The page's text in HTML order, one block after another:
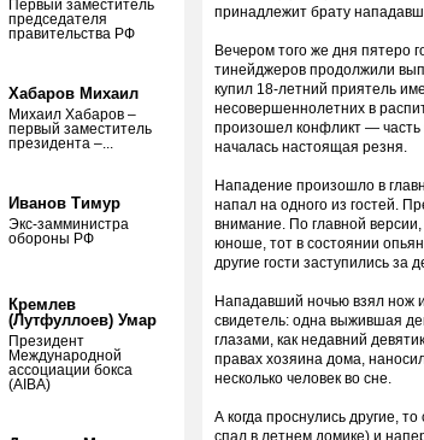
Первый заместитель
председателя
правительства РФ
Хабаров Михаил
Михаил Хабаров –
первый заместитель
президента –...
Иванов Тимур
Экс-замминистра
обороны РФ
Кремлев
(Лутфуллоев) Умар
Президент
Международной
ассоциации бокса
(AIBA)
принадлежит брату
Вечером того же дня пятеро
тинейджеров продолжили
купил 18-летний приятель
несовершеннолетних в
произошел конфликт — часть
началась настоящая резня.
Нападение произошло в
напал на одного из гостей.
внимание. По главной
юноше, тот в состоянии
другие гости заступились
Нападавший ночью взял нож
свидетель: одна выжившая
глазами, как недавний
правах хозяина дома,
несколько человек во сне.
А когда проснулись другие,
спал в летнем домике) и